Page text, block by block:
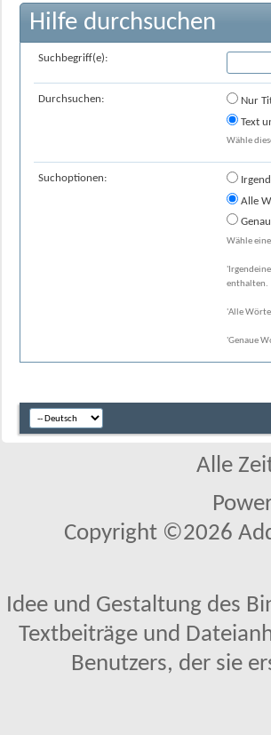
Hilfe durchsuchen
Suchbegriff(e):
Durchsuchen:
Nur
Text
Wähle
Suchoptionen:
Alle
Wähle
enthalten.
'Alle
'Genaue
Alle
Copyright ©2026
Idee und Gestaltung des
Textbeiträge und
Benutzers, der sie